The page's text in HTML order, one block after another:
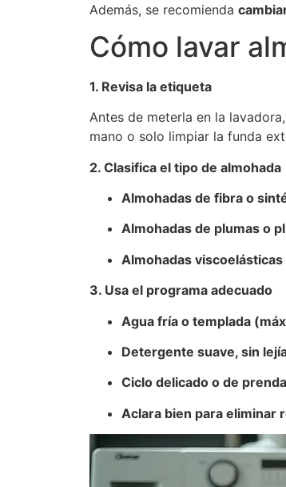
Además, se recomienda
Cómo lavar
1. Revisa la etiqueta
Antes de meterla en la
mano o solo limpiar la funda
2. Clasifica el tipo de almohada
Almohadas de fibra o
Almohadas de plumas o
Almohadas
3. Usa el programa adecuado
Agua fría o templada
Detergente suave, sin
Ciclo delicado o de
Aclara bien para eliminar